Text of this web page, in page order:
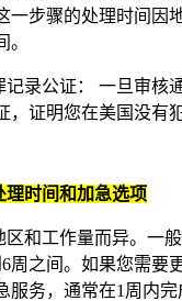
一步骤的处理时间因
记录公证： 一旦审核
，证明您在美国没有
理时间和加急选项
区和工作量而异。一
6周之间。如果您需要
服务，通常在1 周内完